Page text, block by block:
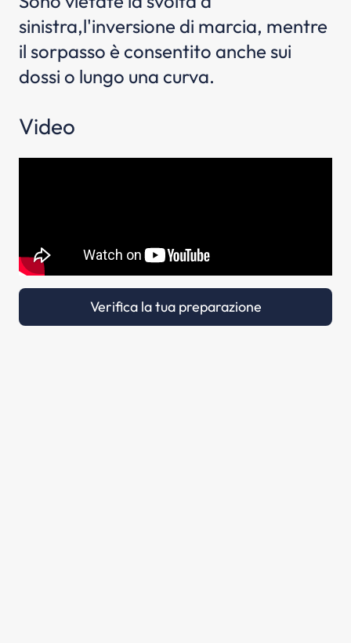
sinistra,l'inversione di marcia, mentre
il sorpasso è consentito anche sui
dossi o lungo una curva.
Video
Verifica la tua preparazione